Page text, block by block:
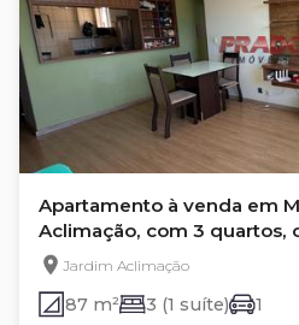
Apartamento à venda em
Aclimação, com 3 quartos,
Jardim Aclimação
87 m² 3 (1 suíte) 1